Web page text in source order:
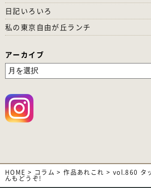
日記いろいろ
私の東京自由が丘ランチ
アーカイブ
HOME > コラム >作品あれこれ > vol.860 タ
んもどうぞ!